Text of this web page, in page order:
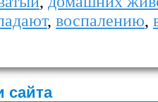
, воспалению,
сайта